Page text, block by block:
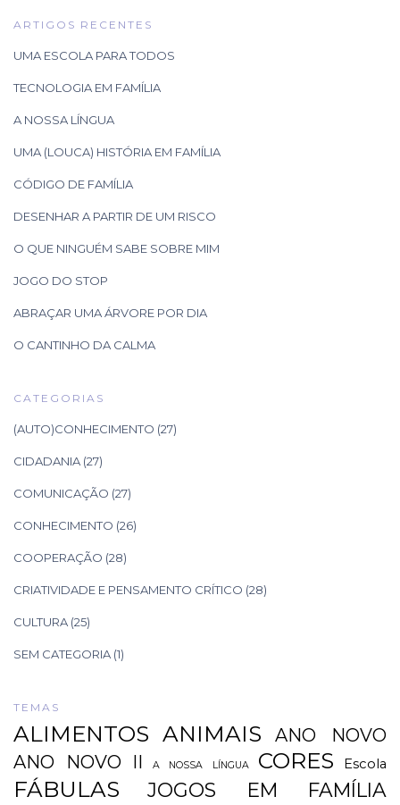
ARTIGOS RECENTES
UMA ESCOLA PARA TODOS
TECNOLOGIA EM FAMÍLIA
A NOSSA LÍNGUA
UMA (LOUCA) HISTÓRIA EM FAMÍLIA
CÓDIGO DE FAMÍLIA
DESENHAR A PARTIR DE UM RISCO
O QUE NINGUÉM SABE SOBRE MIM
JOGO DO STOP
ABRAÇAR UMA ÁRVORE POR DIA
O CANTINHO DA CALMA
CATEGORIAS
(AUTO)CONHECIMENTO (27)
CIDADANIA (27)
COMUNICAÇÃO (27)
CONHECIMENTO (26)
COOPERAÇÃO (28)
CRIATIVIDADE E PENSAMENTO CRÍTICO (28)
CULTURA (25)
SEM CATEGORIA (1)
TEMAS
ALIMENTOS ANIMAIS
ANO NOVO
ANO NOVO II
A NOSSA LÍNGUA CORES Escola
FÁBULAS JOGOS EM FAMÍLIA